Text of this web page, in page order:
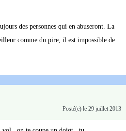
des personnes qui en abuseront. La
comme du pire, il est impossible de
Posté(e) le 29 juillet 2013